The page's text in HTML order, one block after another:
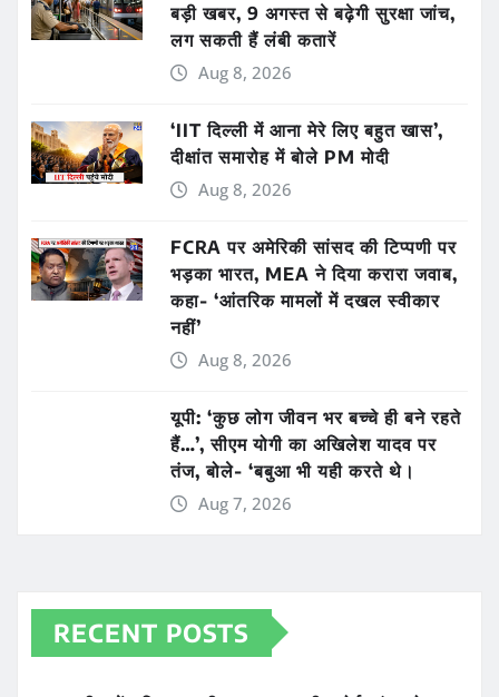
बड़ी खबर, 9 अगस्त से बढ़ेगी सुरक्षा जांच,
लग सकती हैं लंबी कतारें
Aug 8, 2026
‘IIT दिल्ली में आना मेरे लिए बहुत खास’,
दीक्षांत समारोह में बोले PM मोदी
Aug 8, 2026
FCRA पर अमेरिकी सांसद की टिप्पणी पर
भड़का भारत, MEA ने दिया करारा जवाब,
कहा- ‘आंतरिक मामलों में दखल स्वीकार
नहीं’
Aug 8, 2026
यूपी: ‘कुछ लोग जीवन भर बच्चे ही बने रहते
हैं…’, सीएम योगी का अखिलेश यादव पर
तंज, बोले- ‘बबुआ भी यही करते थे।
Aug 7, 2026
RECENT POSTS